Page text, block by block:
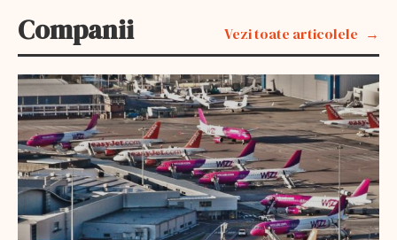
Companii Vezi toate articolele